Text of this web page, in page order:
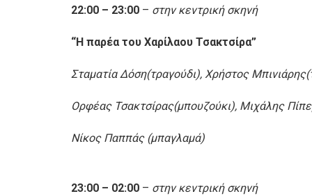
22:00 – 23:00 – στην κεντρική σκηνή
“Η παρέα του Χαρίλαου Τσακτσίρα”
Σταματία Δόση(τραγούδι), Χρήστος
Ορφέας Τσακτσίρας(μπουζούκι), Μιχάλης
Νίκος Παππάς (μπαγλαμά)
23:00 – 02:00 – στην κεντρική σκηνή